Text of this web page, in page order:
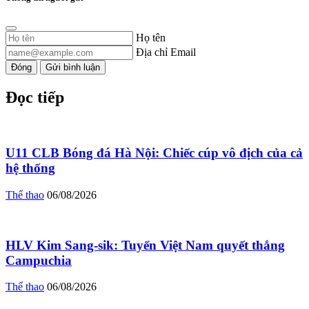
Họ tên
Địa chỉ Email
Đóng Gửi bình luận
Đọc tiếp
U11 CLB Bóng đá Hà Nội: Chiếc cúp vô địch của cả
hệ thống
Thể thao 06/08/2026
HLV Kim Sang-sik: Tuyển Việt Nam quyết thắng
Campuchia
Thể thao 06/08/2026